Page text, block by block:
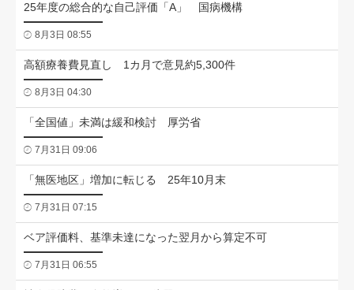
25年度の総合的な自己評価「A」 国病機構
8月3日 08:55
高額療養費見直し 1カ月で意見約5,300件
8月3日 04:30
「全国値」未満は緩和検討 厚労省
7月31日 09:06
「無医地区」増加に転じる 25年10月末
7月31日 07:15
ベア評価料、基準未達になった翌月から算定不可
7月31日 06:55